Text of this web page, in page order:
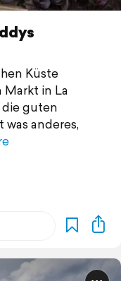
Küste
in La
guten
anderes,